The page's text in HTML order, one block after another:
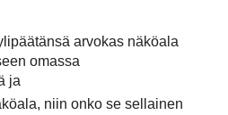
arvokas näköala
omassa
ja
niin onko se sellainen